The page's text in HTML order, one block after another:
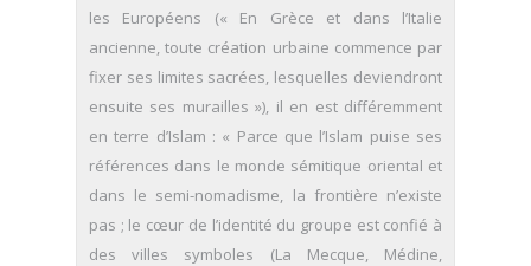
les Européens (« En Grèce et dans l’Italie
ancienne, toute création urbaine commence par
fixer ses limites sacrées, lesquelles deviendront
ensuite ses murailles »), il en est différemment
en terre d’Islam : « Parce que l’Islam puise ses
références dans le monde sémitique oriental et
dans le semi-nomadisme, la frontière n’existe
pas ; le cœur de l’identité du groupe est confié à
des villes symboles (La Mecque, Médine,